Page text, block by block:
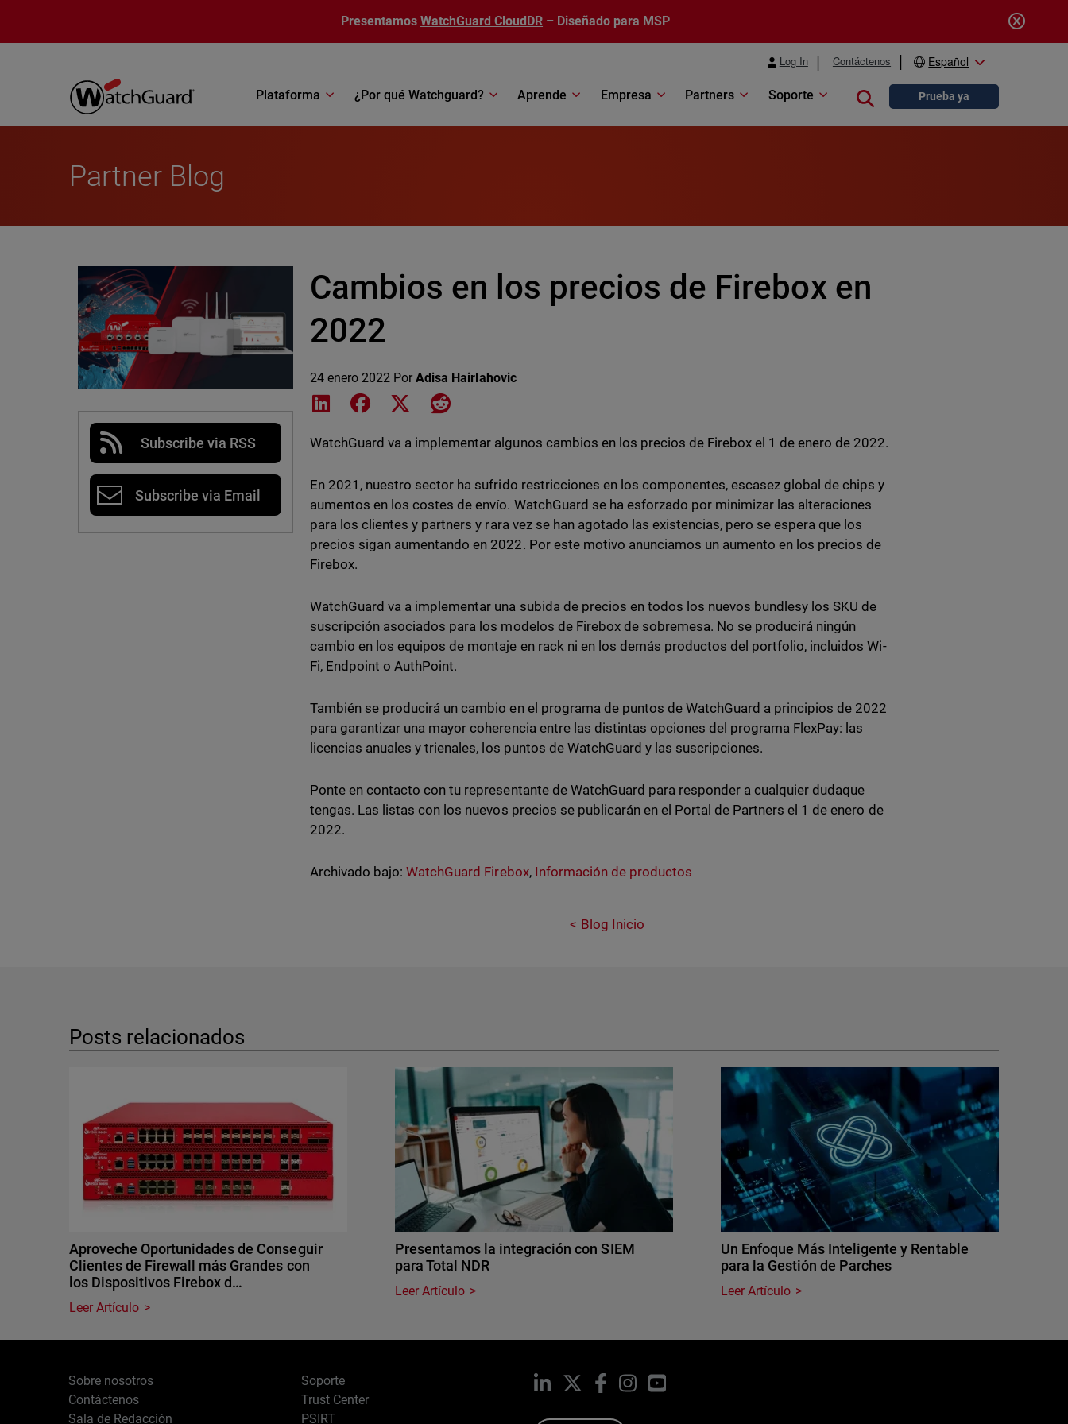
Presentamos WatchGuard CloudDR – Diseñado para MSP
Log In Contáctenos Español
Plataforma ¿Por qué Watchguard? Aprende Empresa Partners Soporte Close searchPrueba ya
Partner Blog
Subscribe via RSS
Subscribe via Email
Cambios en los precios de Firebox en
2022
24 enero 2022 PorAdisa Hairlahovic
Share on LinkedIn
Share on Facebook
Share on XShare on Reddit
WatchGuard va a implementar algunos cambios en los precios de Firebox el 1 de enero de 2022.
En 2021, nuestro sector ha sufrido restricciones en los componentes, escasez global de chips y
aumentos en los costes de envío. WatchGuard se ha esforzado por minimizar las alteraciones
para los clientes y partners y rara vez se han agotado las existencias, pero se espera que los
precios sigan aumentando en 2022. Por este motivo anunciamos un aumento en los precios de
Firebox.
WatchGuard va a implementar una subida de precios en todos los nuevos bundlesy los SKU de
suscripción asociados para los modelos de Firebox de sobremesa. No se producirá ningún
cambio en los equipos de montaje en rack ni en los demás productos del portfolio, incluidos Wi-
Fi, Endpoint o AuthPoint.
También se producirá un cambio en el programa de puntos de WatchGuard a principios de 2022
para garantizar una mayor coherencia entre las distintas opciones del programa FlexPay: las
licencias anuales y trienales, los puntos de WatchGuard y las suscripciones.
Ponte en contacto con tu representante de WatchGuard para responder a cualquier dudaque
tengas. Las listas con los nuevos precios se publicarán en el Portal de Partners el 1 de enero de
2022.
Archivado bajo: WatchGuard Firebox, Información de productos
Blog Inicio
Posts relacionados
Aproveche Oportunidades de Conseguir
Clientes de Firewall más Grandes con
los Dispositivos Firebox d…
Leer Artículo
Presentamos la integración con SIEM
para Total NDR
Leer Artículo
Un Enfoque Más Inteligente y Rentable
para la Gestión de Parches
Leer Artículo
Sobre nosotros
Contáctenos
Sala de Redacción
Soporte
Trust Center
PSIRT
LinkedIn Facebook
InstagramYouTube